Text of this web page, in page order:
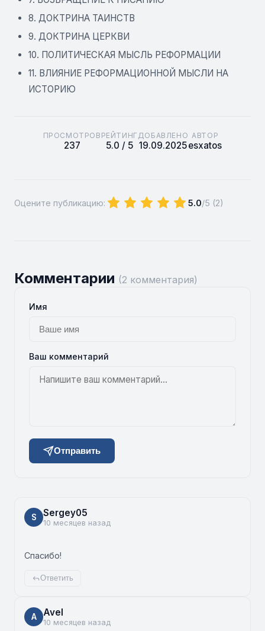
8. ДОКТРИНА ТАИНСТВ
9. ДОКТРИНА ЦЕРКВИ
10. ПОЛИТИЧЕСКАЯ МЫСЛЬ РЕФОРМАЦИИ
11. ВЛИЯНИЕ РЕФОРМАЦИОННОЙ МЫСЛИ НА
ИСТОРИЮ
ПРОСМОТРОВ
237
РЕЙТИНГ
5.0 / 5
ДОБАВЛЕНО
19.09.2025
АВТОР
esxatos
Оцените публикацию: 5.0/5 (2)
Комментарии (2 комментария)
Имя
Ваш комментарий
Отправить
S Sergey05
10 месяцев назад
Спасибо!
Ответить
A Avel
10 месяцев назад